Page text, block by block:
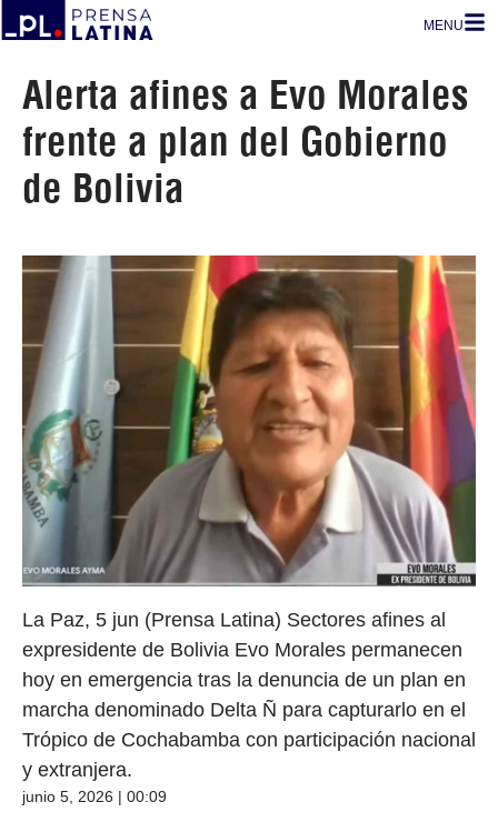
MENU
Alerta afines a Evo Morales
frente a plan del Gobierno
de Bolivia
La Paz, 5 jun (Prensa Latina) Sectores afines al
expresidente de Bolivia Evo Morales permanecen
hoy en emergencia tras la denuncia de un plan en
marcha denominado Delta Ñ para capturarlo en el
Trópico de Cochabamba con participación nacional
y extranjera.
junio 5, 2026 | 00:09